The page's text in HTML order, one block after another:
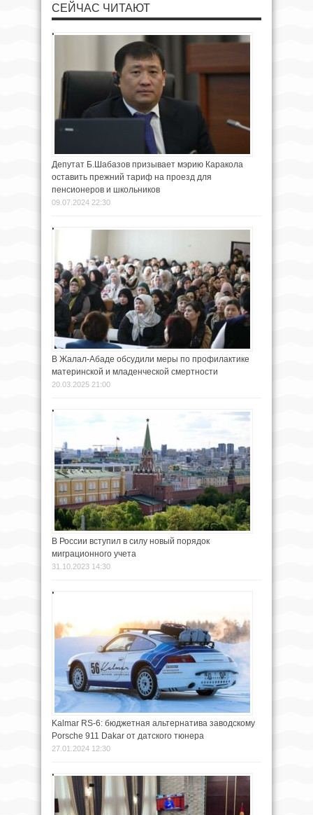
СЕЙЧАС ЧИТАЮТ
Депутат Б.Шабазов призывает мэрию Каракола
оставить прежний тариф на проезд для
пенсионеров и школьников
09.07.2024 22:30
В Жалал-Абаде обсудили меры по профилактике
материнской и младенческой смертности
20.03.2025 21:00
В России вступил в силу новый порядок
миграционного учета
31.10.2023 14:30
Kalmar RS-6: бюджетная альтернатива заводскому
Porsche 911 Dakar от датского тюнера
27.01.2024 12:30